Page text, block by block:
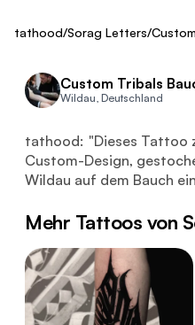
tathood/Sorag Letters/
Wildau, Deutschland
Dieses Tattoo zeigt
tathood: "Dieses Tattoo
Custom-Design,
Wildau auf dem Bauch
Mehr Tattoos von